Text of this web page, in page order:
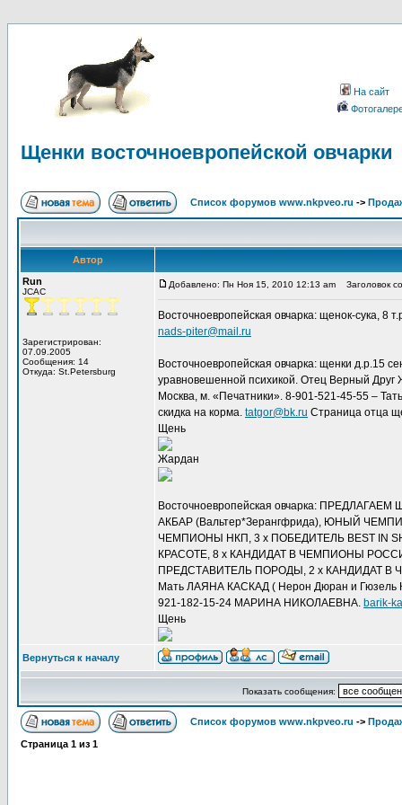
На сайт
Щенки восточноевропейской овчарки
Список форумов www.nkpveo.ru ->
Автор
Run
JCAC
Зарегистрирован:
07.09.2005
Сообщения: 14
Откуда: St.Petersburg
Добавлено: Пн Ноя 15, 2010 12:13 am Заголовок
Восточноевропейская овчарка: щенок-сука,
nads-piter@mail.ru
Восточноевропейская овчарка: щенки д.р.15
уравновешенной психикой. Отец Верный
Москва, м. «Печатники». 8-901-521-45-55 –
скидка на корма. tatgor@bk.ru Страница отца
Щень
Жардан
Восточноевропейская овчарка: ПРЕДЛАГАЕМ
АКБАР (Вальтер*Зерангфрида), ЮНЫЙ
ЧЕМПИОНЫ НКП, 3 х ПОБЕДИТЕЛЬ BEST IN
КРАСОТЕ, 8 х КАНДИДАТ В ЧЕМПИОНЫ
ПРЕДСТАВИТЕЛЬ ПОРОДЫ, 2 х КАНДИДАТ В
Мать ЛАЯНА КАСКАД ( Нерон Дюран и Гюзель
921-182-15-24 МАРИНА НИКОЛАЕВНА. barik-
Щень
Вернуться к началу
Показать сообщения:
Список форумов www.nkpveo.ru ->
Страница 1 из 1